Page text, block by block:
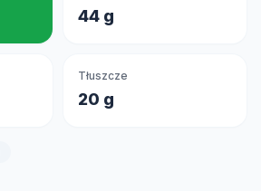
44 g
Tłuszcze
20 g